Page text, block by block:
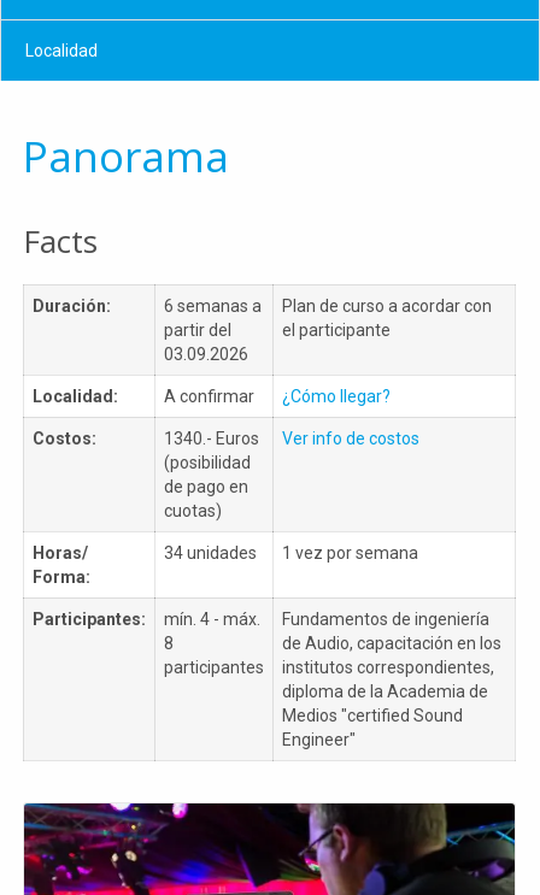
Localidad
Panorama
Facts
Duración:
6 semanas a
partir del
03.09.2026
Plan de curso a acordar con
el participante
Localidad: A confirmar ¿Cómo llegar?
Costos:
1340.- Euros
(posibilidad
de pago en
cuotas)
Ver info de costos
Horas/
Forma:
34 unidades 1 vez por semana
Participantes:
mín. 4 - máx.
8
participantes
Fundamentos de ingeniería
de Audio, capacitación en los
institutos correspondientes,
diploma de la Academia de
Medios "certified Sound
Engineer"